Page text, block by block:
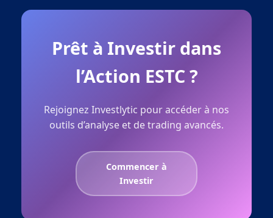
Prêt à Investir dans
l’Action ESTC ?
Rejoignez Investlytic pour accéder à nos
outils d’analyse et de trading avancés.
Commencer à
Investir